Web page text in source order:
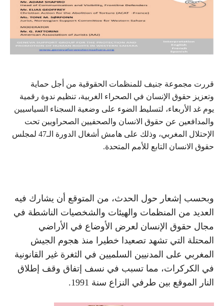
قررت مجموعة جنيف للمنظمات الحقوقية من أجل حماية
وتعزيز حقوق الإنسان في الصحراء الغربية، تنظيم ندوة رقمية
يوم غد الأربعاء، لتسليط الضوء على وضعية السجناء السياسيين
والمدافعين عن حقوق الانسان والصحفيين الصحراويين تحت
الإحتلال المغربي، وذلك على هامش أشغال الدورة الـ47 لمجلس
حقوق الانسان التابع للأمم المتحدة.
وبحسب إشعار حول الحدث، من المتوقع أن يشارك فيه
العديد من المنظمات والهيئات والشخصيات الناشطة في
مجال حقوق الإنسان لعرض الأوضاع في الأراضي
المحتلة التي تشهد تصعيدا خطيرا منذ هجوم الجيش
المغربي على المدنيين السلميين في الثغرة غير القانونية
في الكركرات، مما تسبب في نسف إتفاق وقف إطلاق
النار الموقع بين طرفي النزاع سنة 1991.